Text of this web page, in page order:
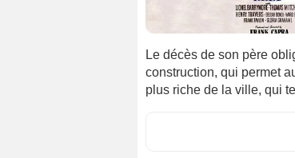
Le décès de son père
construction, qui permet
plus riche de la ville, qui